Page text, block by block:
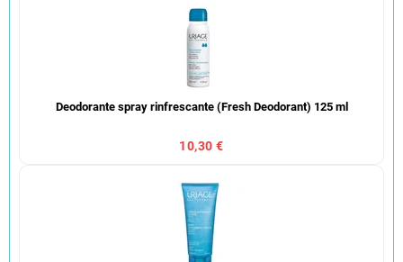
Deodorante spray rinfrescante (Fresh Deodorant) 125 ml
10,30 €